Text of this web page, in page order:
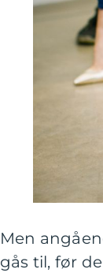
Men
gås til, før